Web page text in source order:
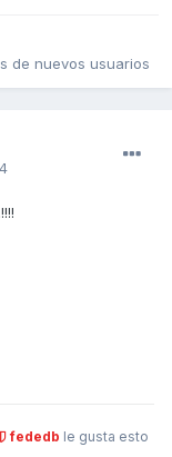
de nuevos usuarios
fededb le gusta esto